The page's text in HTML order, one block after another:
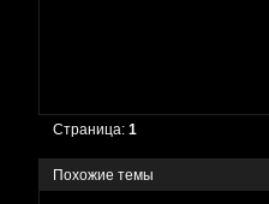
Страница:1
Похожие темы